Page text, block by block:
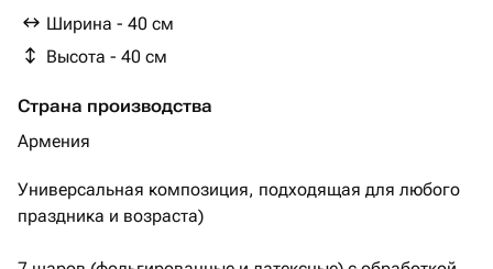
Ширина - 40 см
Высота - 40 см
Страна производства
Армения
Универсальная композиция, подходящая для любого
праздника и возраста)